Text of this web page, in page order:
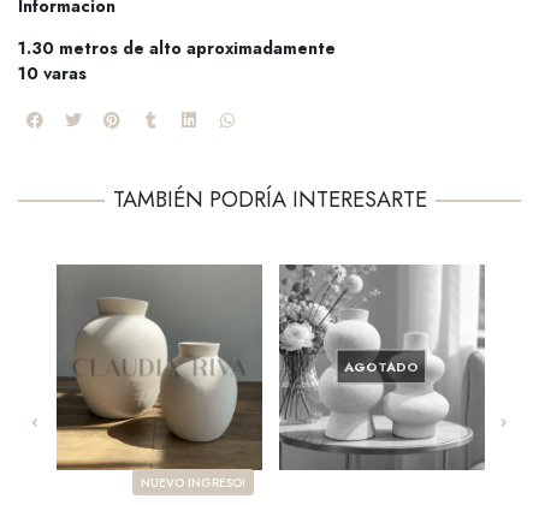
Informacion
1.30 metros de alto aproximadamente
10 varas
TAMBIÉN PODRÍA INTERESARTE
NUEVO INGRESO!
AGOTADO